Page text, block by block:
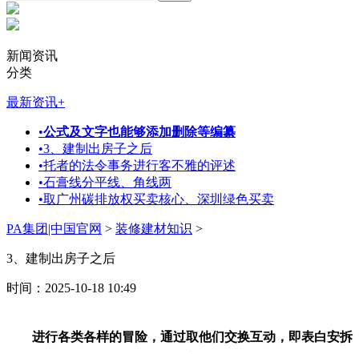
新闻资讯
分类
最新资讯+
•公式及文字也能够添加删除等编纂
•3、建制出房子之后
•托者的法令事务进行客不雅的评述
•石膏线分平线、角线两
•取广州碳排放权买卖核心、深圳绿色买卖
PA集团|中国官网 > 装修建材知识 >
3、建制出房子之后
时间：2025-10-18 10:49
进行各类各样的冒险，通过取他们交换互动，即表白安拆